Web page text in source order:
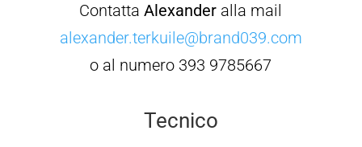
ContattaAlexander alla mail
alexander.terkuile@brand039.com
o al numero 393 9785667
Tecnico